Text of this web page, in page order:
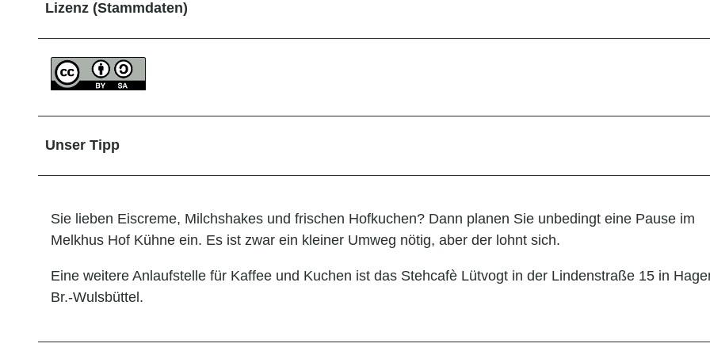
Lizenz (Stammdaten)
Unser Tipp
Sie lieben Eiscreme, Milchshakes und frischen Hofkuchen? Dann planen Sie unbedingt eine Pause im
Melkhus Hof Kühne ein. Es ist zwar ein kleiner Umweg nötig, aber der lohnt sich.
Eine weitere Anlaufstelle für Kaffee und Kuchen ist das Stehcafè Lütvogt in der Lindenstraße 15 in
Br.-Wulsbüttel.